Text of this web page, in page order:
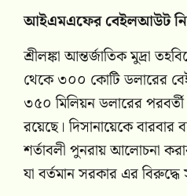
আইএমএফের বেইলআউট
শ্রীলঙ্কা আন্তর্জাতিক মুদ্রা
থেকে ৩০০ কোটি ডলারের
৩৫০ মিলিয়ন ডলারের পরবর্তী
রয়েছে। দিসানায়েকে
শর্তাবলী পুনরায় আলোচনা
যা বর্তমান সরকার এর